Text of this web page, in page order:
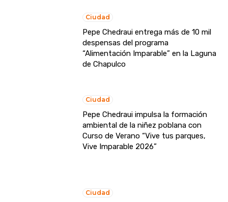
Ciudad
Pepe Chedraui entrega más de 10 mil
despensas del programa
“Alimentación Imparable” en la Laguna
de Chapulco
Ciudad
Pepe Chedraui impulsa la formación
ambiental de la niñez poblana con
Curso de Verano “Vive tus parques,
Vive Imparable 2026”
Ciudad